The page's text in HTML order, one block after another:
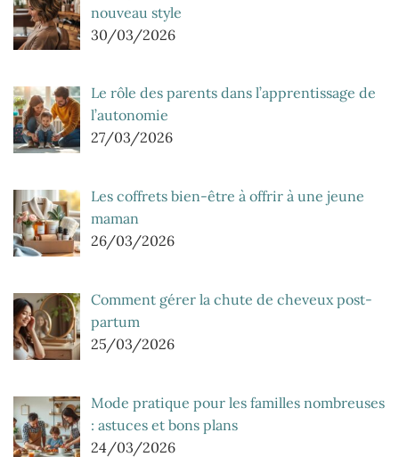
nouveau style
30/03/2026
Le rôle des parents dans l’apprentissage de
l’autonomie
27/03/2026
Les coffrets bien-être à offrir à une jeune
maman
26/03/2026
Comment gérer la chute de cheveux post-
partum
25/03/2026
Mode pratique pour les familles nombreuses
: astuces et bons plans
24/03/2026